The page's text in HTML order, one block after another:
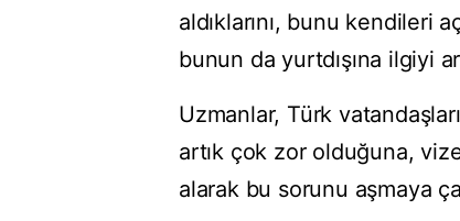
aldıklarını, bunu kendileri
bunun da yurtdışına ilgiyi
Uzmanlar, Türk
artık çok zor olduğuna,
alarak bu sorunu aşmaya